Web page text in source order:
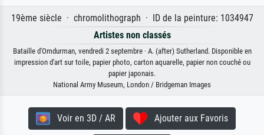
19ème siècle · chromolithograph · ID de la peinture: 1034947
Artistes non classés
Bataille d'Omdurman, vendredi 2 septembre · A. (after) Sutherland. Disponible en
impression d'art sur toile, papier photo, carton aquarelle, papier non couché ou
papier japonais.
National Army Museum, London / Bridgeman Images
Voir en 3D / AR Ajouter aux Favoris